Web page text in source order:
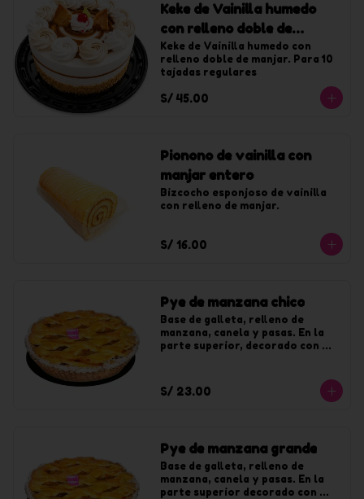
Keke de Vainilla humedo
con relleno doble de
manjar chico
Keke de Vainilla humedo con
relleno doble de manjar. Para 10
tajadas regulares
S/ 45.00
Pionono de vainilla con
manjar entero
Bizcocho esponjoso de vainilla
con relleno de manjar.
S/ 16.00
Pye de manzana chico
Base de galleta, relleno de
manzana, canela y pasas. En la
parte superior, decorado con
S/ 23.00
Pye de manzana grande
Base de galleta, relleno de
manzana, canela y pasas. En la
parte superior decorado con